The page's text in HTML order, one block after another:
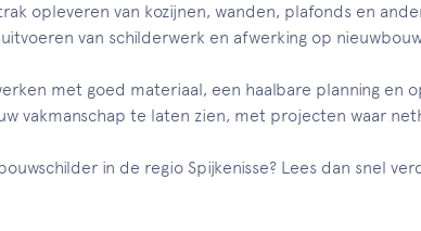
opleveren van kozijnen, wanden, plafonds en
van schilderwerk en afwerking op
met goed materiaal, een haalbare planning
vakmanschap te laten zien, met projecten waar
in de regio Spijkenisse? Lees dan snel